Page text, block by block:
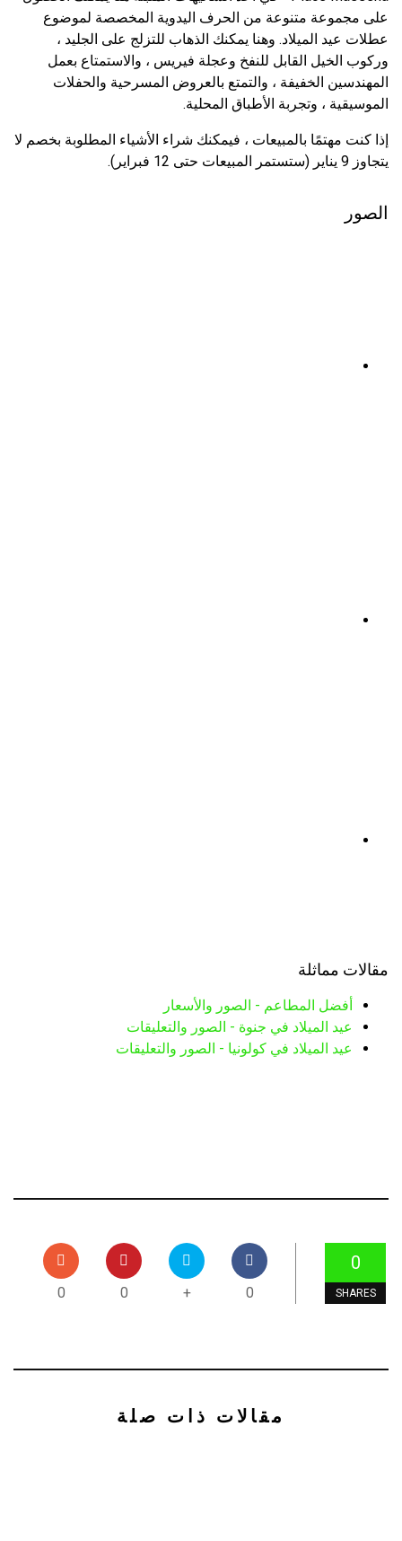
على مجموعة متنوعة من الحرف اليدوية المخصصة لموضوع
عطلات عيد الميلاد. وهنا يمكنك الذهاب للتزلج على الجليد ،
وركوب الخيل القابل للنفخ وعجلة فيريس ، والاستمتاع بعمل
المهندسين الخفيفة ، والتمتع بالعروض المسرحية والحفلات
الموسيقية ، وتجربة الأطباق المحلية.
إذا كنت مهتمًا بالمبيعات ، فيمكنك شراء الأشياء المطلوبة بخصم لا
يتجاوز 9 يناير (ستستمر المبيعات حتى 12 فبراير).
الصور
مقالات مماثلة
أفضل المطاعم - الصور والأسعار
عيد الميلاد في جنوة - الصور والتعليقات
عيد الميلاد في كولونيا - الصور والتعليقات
0
SHARES
0
+
0
0
مقالات ذات صلة